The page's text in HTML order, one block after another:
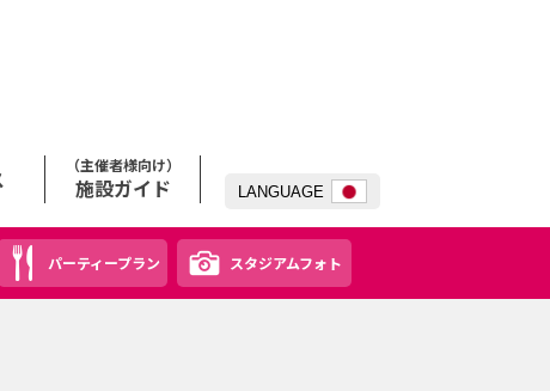
（主催者様向け）
施設ガイド
パーティープラン スタジアムフォト
LANGUAGE